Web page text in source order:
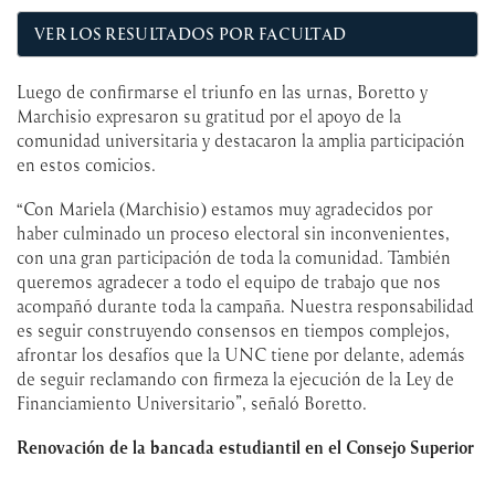
VER LOS RESULTADOS POR FACULTAD
Luego de confirmarse el triunfo en las urnas, Boretto y
Marchisio expresaron su gratitud por el apoyo de la
comunidad universitaria y destacaron la amplia participación
en estos comicios.
“Con Mariela (Marchisio) estamos muy agradecidos por
haber culminado un proceso electoral sin inconvenientes,
con una gran participación de toda la comunidad. También
queremos agradecer a todo el equipo de trabajo que nos
acompañó durante toda la campaña. Nuestra responsabilidad
es seguir construyendo consensos en tiempos complejos,
afrontar los desafíos que la UNC tiene por delante, además
de seguir reclamando con firmeza la ejecución de la Ley de
Financiamiento Universitario”, señaló Boretto.
Renovación de la bancada estudiantil en el Consejo Superior